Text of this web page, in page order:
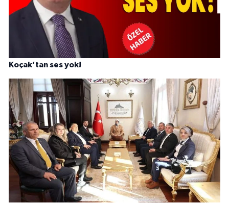
Koçak’tan ses yok!